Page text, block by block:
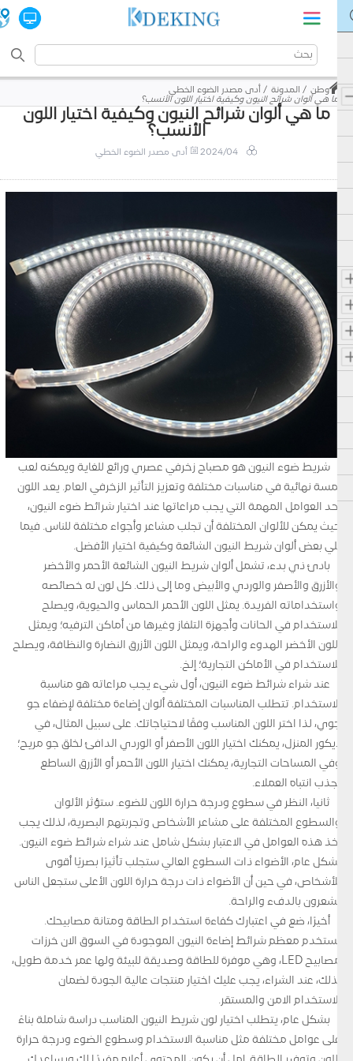
وطن المدونة
أدى مصدر الضوء الخطي
ما هي ألوان شرائح النيون وكيفية اختيار اللون الأنسب؟
ما هي ألوان شرائح النيون وكيفية اختيار اللون
الأنسب؟
2024/04 أدى مصدر الضوء الخطي
شريط ضوء النيون هو مصباح زخرفي عصري ورائع للغاية ويمكنه لعب
لمسة نهائية في مناسبات مختلفة وتعزيز التأثير الزخرفي العام. يعد اللون
أحد العوامل المهمة التي يجب مراعاتها عند اختيار شرائط ضوء النيون،
حيث يمكن للألوان المختلفة أن تجلب مشاعر وأجواء مختلفة للناس. فيما
يلي بعض ألوان شريط النيون الشائعة وكيفية اختيار الأفضل.
بادئ ذي بدء، تشمل ألوان شريط النيون الشائعة الأحمر والأخضر
والأزرق والأصفر والوردي والأبيض وما إلى ذلك. كل لون له خصائصه
واستخداماته الفريدة. يمثل اللون الأحمر الحماس والحيوية، ويصلح
للاستخدام في الحانات وأجهزة التلفاز وغيرها من أماكن الترفيه؛ ويمثل
اللون الأخضر الهدوء والراحة، ويمثل اللون الأزرق النضارة والنظافة، ويصلح
للاستخدام في الأماكن التجارية؛ إلخ.
عند شراء شرائط ضوء النيون، أول شيء يجب مراعاته هو مناسبة
الاستخدام. تتطلب المناسبات المختلفة ألوان إضاءة مختلفة لإضفاء جو
جوي، لذا اختر اللون المناسب وفقًا لاحتياجاتك. على سبيل المثال، في
ديكور المنزل، يمكنك اختيار اللون الأصفر أو الوردي الدافئ لخلق جو مريح؛
وفي المساحات التجارية، يمكنك اختيار اللون الأحمر أو الأزرق الساطع
لجذب انتباه العملاء.
ثانيا، النظر في سطوع ودرجة حرارة اللون للضوء. ستؤثر الألوان
والسطوع المختلفة على مشاعر الأشخاص وتجربتهم البصرية، لذلك يجب
أخذ هذه العوامل في الاعتبار بشكل شامل عند شراء شرائط ضوء النيون.
بشكل عام، الأضواء ذات السطوع العالي ستجلب تأثيرًا بصريًا أقوى
للأشخاص، في حين أن الأضواء ذات درجة حرارة اللون الأعلى ستجعل الناس
يشعرون بالدفء والراحة.
أخيرًا، ضع في اعتبارك كفاءة استخدام الطاقة ومتانة مصابيحك.
تستخدم معظم شرائط إضاءة النيون الموجودة في السوق الآن خرزات
مصابيح LED، وهي موفرة للطاقة وصديقة للبيئة ولها عمر خدمة طويل،
لذلك، عند الشراء، يجب عليك اختيار منتجات عالية الجودة لضمان
الاستخدام الآمن والمستقر.
بشكل عام، يتطلب اختيار لون شريط النيون المناسب دراسة شاملة بناءً
على عوامل مختلفة مثل مناسبة الاستخدام وسطوع الضوء ودرجة حرارة